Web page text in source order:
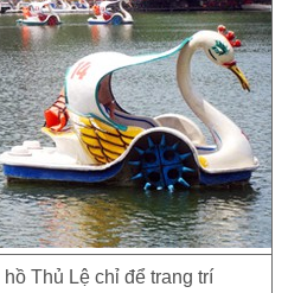
Thủ Lệ chỉ để trang trí